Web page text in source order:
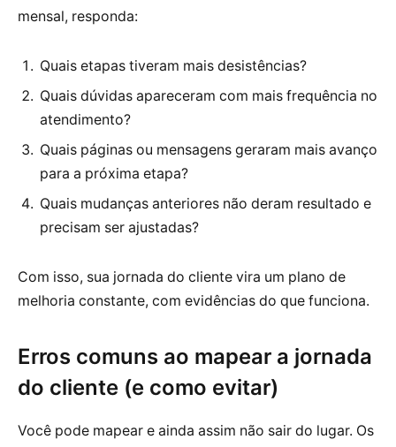
mensal, responda:
Quais etapas tiveram mais desistências?
Quais dúvidas apareceram com mais frequência no
atendimento?
Quais páginas ou mensagens geraram mais avanço
para a próxima etapa?
Quais mudanças anteriores não deram resultado e
precisam ser ajustadas?
Com isso, sua jornada do cliente vira um plano de
melhoria constante, com evidências do que funciona.
Erros comuns ao mapear a jornada
do cliente (e como evitar)
Você pode mapear e ainda assim não sair do lugar. Os